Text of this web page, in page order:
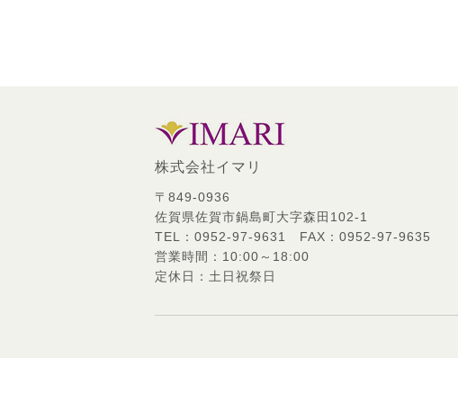
株式会社イマリ
〒849-0936
佐賀県佐賀市鍋島町大字森田102-1
TEL：0952-97-9631 FAX：0952-97-9635
営業時間：10:00～18:00
定休日：土日祝祭日